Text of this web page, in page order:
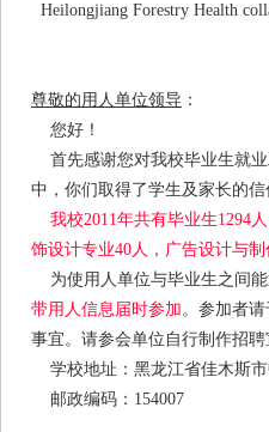
Heilongjiang Forestry Health
尊敬的用人单位领导 ：
您好！
首先感谢您对我校毕业生就业
中，你们取得了学生及家长的
我校2011年共有毕业生1294
饰设计专业40人，广告设计与
为使用人单位与毕业生之间能
带用人信息届时参加。参加者
事宜。请参会单位自行制作招
学校地址：黑龙江省佳木斯
邮政编码：154007